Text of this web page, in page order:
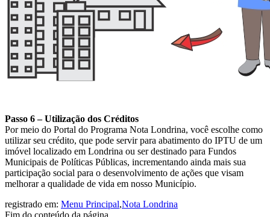
Passo 6 – Utilização dos Créditos
Por meio do Portal do Programa Nota Londrina, você escolhe como
utilizar seu crédito, que pode servir para abatimento do IPTU de um
imóvel localizado em Londrina ou ser destinado para Fundos
Municipais de Políticas Públicas, incrementando ainda mais sua
participação social para o desenvolvimento de ações que visam
melhorar a qualidade de vida em nosso Município.
registrado em: Menu Principal,Nota Londrina
Fim do conteúdo da página